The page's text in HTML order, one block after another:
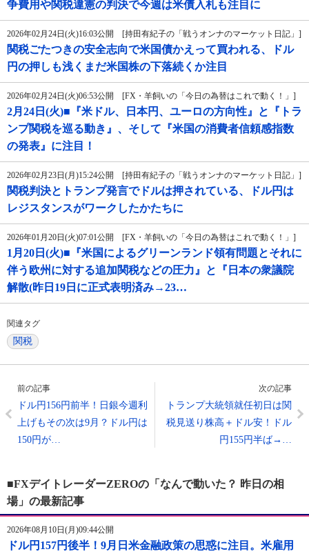
争費用や関税違憲の判決で今週は米債入札も注目に
2026年02月24日(火)16:03公開 [持田有紀子の「戦うオンナのマーケット日記」]
関税ごたつきの安全志向で米国債かえって買われる、ドル
円の押しも浅くまだ米国株の下落続くか注目
2026年02月24日(火)06:53公開 [FX・羊飼いの「今日の為替はこれで動く！」]
2月24日(火)■『米ドル、日本円、ユーロの方向性』と『トラ
ンプ関税を巡る動き』、そして『米国の消費者信頼感指数
の発表』に注目！
2026年02月23日(月)15:24公開 [持田有紀子の「戦うオンナのマーケット日記」]
関税判決とトランプ発言でドルは押されている、ドル円は
レジスタンスがワークしたかたちに
2026年01月20日(火)07:01公開 [FX・羊飼いの「今日の為替はこれで動く！」]
1月20日(火)■『米国によるグリーンランド領有問題とそれに
伴う欧州に対する追加関税などの圧力』と『日本の衆議院
解散(昨日19日に正式表明済み→23…
関連タグ
関税
前の記事
ドル円156円前半！日銀今週利
上げもその次は9月？ドル円は
150円が…
次の記事
トランプ大統領就任初日は関
税見送り株高＋ドル安！ドル
円155円半ば→…
■FXデイトレーダーZEROの「なんで動いた？ 昨日の相
場」の最新記事
2026年08月10日(月)09:44公開
ドル円157円後半！9月日米金融政策の思惑に注目。米雇用